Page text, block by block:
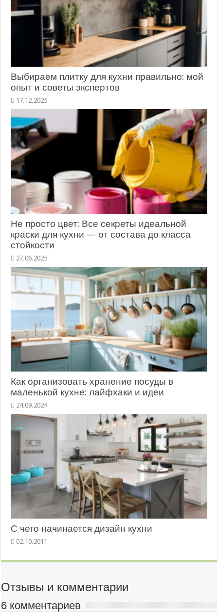
Выбираем плитку для кухни правильно: мой
опыт и советы экспертов
17.12.2025
Не просто цвет: Все секреты идеальной
краски для кухни — от состава до класса
стойкости
27.06.2025
Как организовать хранение посуды в
маленькой кухне: лайфхаки и идеи
24.09.2024
С чего начинается дизайн кухни
02.10.2011
Отзывы и комментарии
6 комментариев